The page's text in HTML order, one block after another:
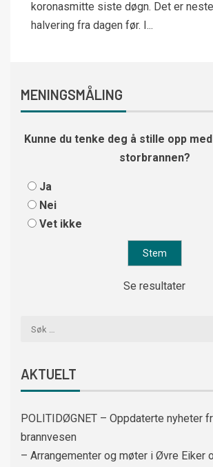
koronasmitte siste døgn. Det er
halvering fra dagen før. I...
MENINGSMÅLING
Kunne du tenke deg å stille opp
storbrannen?
Ja
Nei
Vet ikke
Se resultater
AKTUELT
POLITIDØGNET – Oppdaterte nyheter
brannvesen
– Arrangementer og møter i Øvre Eiker